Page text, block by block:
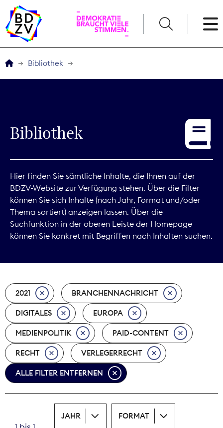
Service
Digitales
Kommunikation
Marktdaten
Nachhaltigkeit
Nachwuchs
Nova Award
Pressefreiheit
Print
Recht
Bibliothek
Bibliothek
Hier finden Sie sämtliche Inhalte, die Ihnen auf der
BDZV-Website zur Verfügung stehen. Über die Filter
können Sie sich Inhalte (nach Jahr, Format und/oder
Thema sortiert) anzeigen lassen. Über die
Suchfunktion in der oberen Leiste der Homepage
können Sie konkret mit Begriffen nach Inhalten suchen.
2021 BRANCHENNACHRICHT
DIGITALES EUROPA
MEDIENPOLITIK PAID-CONTENT
RECHT VERLEGERRECHT
ALLE FILTER ENTFERNEN
JAHR FORMAT